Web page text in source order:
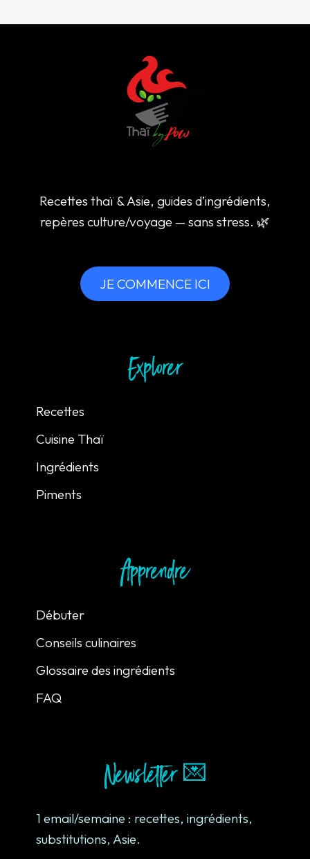
Recettes thaï & Asie, guides d’ingrédients,
repères culture/voyage — sans stress. 🌿
JE COMMENCE ICI
Explorer
Recettes
Cuisine Thaï
Ingrédients
Piments
Apprendre
Débuter
Conseils culinaires
Glossaire des ingrédients
FAQ
Newsletter 💌
1 email/semaine : recettes, ingrédients,
substitutions, Asie.